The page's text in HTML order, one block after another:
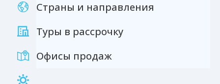
Страны и направления
Туры в рассрочку
Офисы продаж